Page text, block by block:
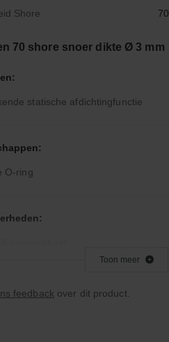
Shore
70
70 shore snoer dikte Ø 3 mm
statische afdichtingfunctie
O-ring
Toon meer
feedback over dit product.